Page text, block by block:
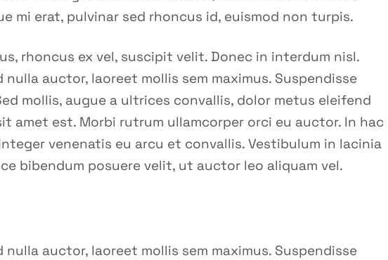
mi erat, pulvinar sed rhoncus id, euismod non turpis.
rhoncus ex vel, suscipit velit. Donec in interdum nisl.
auctor, laoreet mollis sem maximus. Suspendisse
mollis, augue a ultrices convallis, dolor metus eleifend
amet est. Morbi rutrum ullamcorper orci eu auctor. In hac
venenatis eu arcu et convallis. Vestibulum in lacinia
bibendum posuere velit, ut auctor leo aliquam vel.
auctor, laoreet mollis sem maximus. Suspendisse